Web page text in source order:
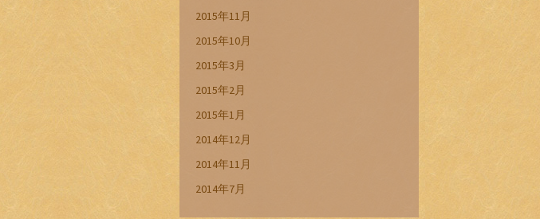
2015年11月
2015年10月
2015年3月
2015年2月
2015年1月
2014年12月
2014年11月
2014年7月